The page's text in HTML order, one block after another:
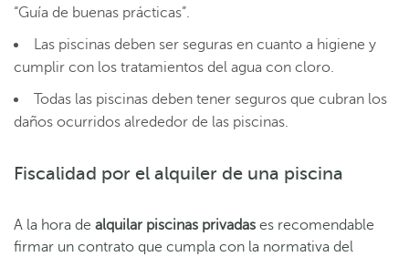
“Guía de buenas prácticas”.
Las piscinas deben ser seguras en cuanto a higiene y
cumplir con los tratamientos del agua con cloro.
Todas las piscinas deben tener seguros que cubran los
daños ocurridos alrededor de las piscinas.
Fiscalidad por el alquiler de una piscina
A la hora de alquilar piscinas privadas es recomendable
firmar un contrato que cumpla con la normativa del